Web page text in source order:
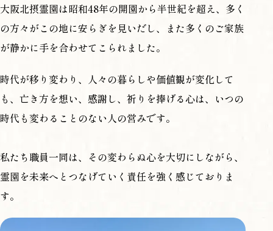
大阪北摂霊園は昭和48年の開園から半世紀を超え、多く
の方々がこの地に安らぎを見いだし、また多くのご家族
が静かに手を合わせてこられました。
時代が移り変わり、人々の暮らしや価値観が変化して
も、亡き方を想い、感謝し、祈りを捧げる心は、いつの
時代も変わることのない人の営みです。
私たち職員一同は、その変わらぬ心を大切にしながら、
霊園を未来へとつなげていく責任を強く感じておりま
す。